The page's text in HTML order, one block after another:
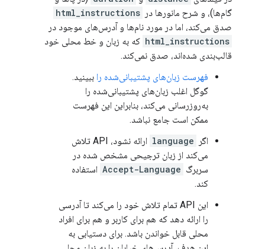
گام‌ها)، و شرح مانورها در html_instructions
صدق می‌کند، اما در مورد نام‌ها و آدرس‌های موجود در
html_instructions که به زبان و خط محلی خود
قالب‌بندی شده‌اند، صدق نمی‌کند.
فهرست زبان‌های پشتیبانی‌شده را ببینید.
گوگل اغلب زبان‌های پشتیبانی‌شده را
به‌روزرسانی می‌کند، بنابراین این فهرست
ممکن است جامع نباشد.
اگر
language
ارائه نشود، API تلاش
می‌کند از زبان ترجیحی مشخص شده در
سربرگ Accept-Language استفاده
کند.
این API تمام تلاش خود را می‌کند تا آدرسی
را ارائه دهد که هم برای کاربر و هم برای افراد
محلی قابل خواندن باشد. برای دستیابی به